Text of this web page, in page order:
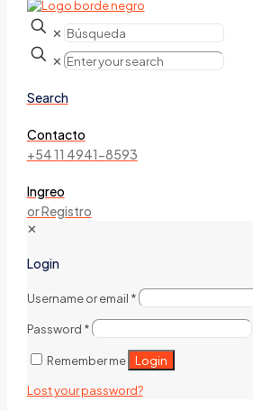
✕
✕
Search
Contacto
+54 11 4941-8593
Ingreo
or Registro
✕
Login
Username or email *
Password *
Remember me Login
Lost your password?